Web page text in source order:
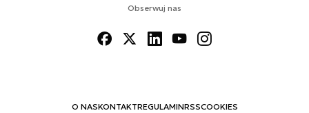
Obserwuj nas
O NASKONTAKTREGULAMINRSSCOOKIES